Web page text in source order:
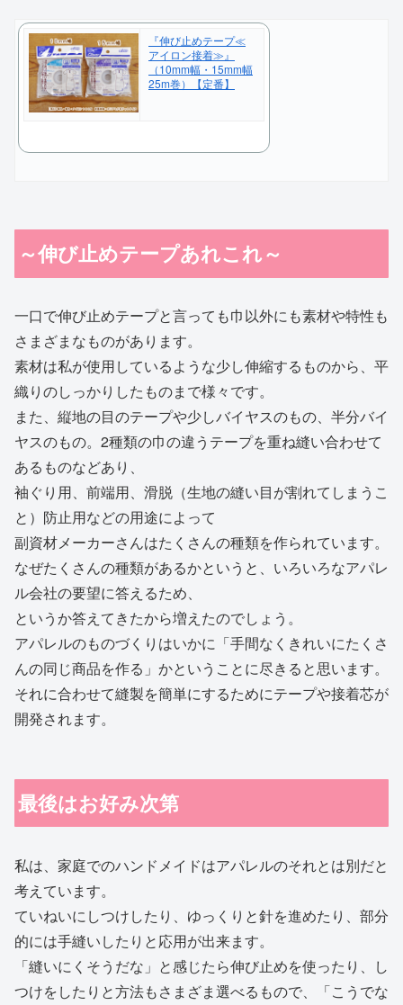
『伸び止めテープ≪
アイロン接着≫』
（10mm幅・15mm幅
25m巻）【定番】
～伸び止めテープあれこれ～
一口で伸び止めテープと言っても巾以外にも素材や特性も
さまざまなものがあります。
素材は私が使用しているような少し伸縮するものから、平
織りのしっかりしたものまで様々です。
また、縦地の目のテープや少しバイヤスのもの、半分バイ
ヤスのもの。2種類の巾の違うテープを重ね縫い合わせて
あるものなどあり、
袖ぐり用、前端用、滑脱（生地の縫い目が割れてしまうこ
と）防止用などの用途によって
副資材メーカーさんはたくさんの種類を作られています。
なぜたくさんの種類があるかというと、いろいろなアパレ
ル会社の要望に答えるため、
というか答えてきたから増えたのでしょう。
アパレルのものづくりはいかに「手間なくきれいにたくさ
んの同じ商品を作る」かということに尽きると思います。
それに合わせて縫製を簡単にするためにテープや接着芯が
開発されます。
最後はお好み次第
私は、家庭でのハンドメイドはアパレルのそれとは別だと
考えています。
ていねいにしつけしたり、ゆっくりと針を進めたり、部分
的には手縫いしたりと応用が出来ます。
「縫いにくそうだな」と感じたら伸び止めを使ったり、し
つけをしたりと方法もさまざま選べるもので、「こうでな